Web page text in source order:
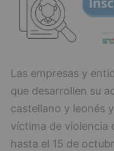
Las empresas y
que desarrollen su
castellano y leonés
víctima de violencia
hasta el 15 de